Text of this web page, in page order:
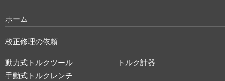
ホーム
校正修理の依頼
動力式トルクツール
トルク計器
手動式トルクレンチ